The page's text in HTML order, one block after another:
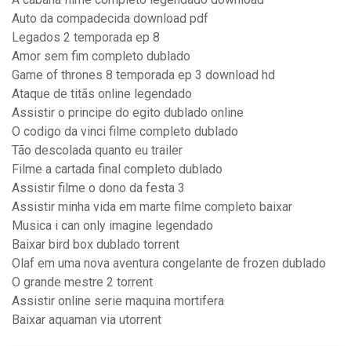
Auto da compadecida download pdf
Legados 2 temporada ep 8
Amor sem fim completo dublado
Game of thrones 8 temporada ep 3 download hd
Ataque de titãs online legendado
Assistir o principe do egito dublado online
O codigo da vinci filme completo dublado
Tão descolada quanto eu trailer
Filme a cartada final completo dublado
Assistir filme o dono da festa 3
Assistir minha vida em marte filme completo baixar
Musica i can only imagine legendado
Baixar bird box dublado torrent
Olaf em uma nova aventura congelante de frozen dublado
O grande mestre 2 torrent
Assistir online serie maquina mortifera
Baixar aquaman via utorrent